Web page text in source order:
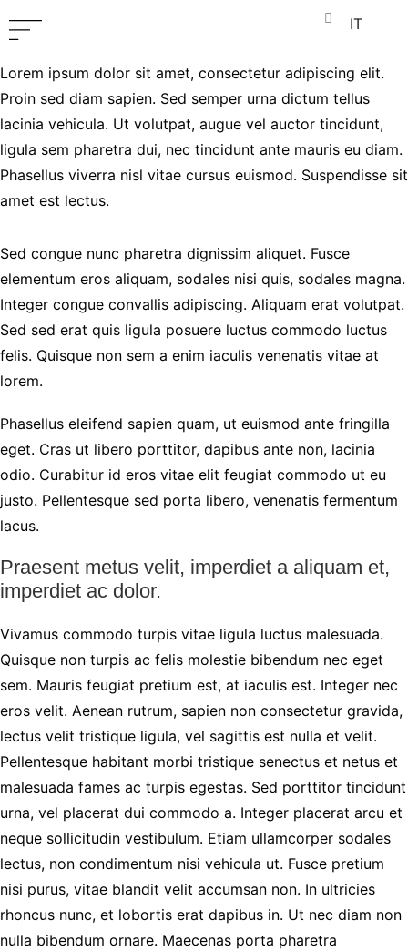
IT
Lorem ipsum dolor sit amet, consectetur adipiscing elit.
Proin sed diam sapien. Sed semper urna dictum tellus
lacinia vehicula. Ut volutpat, augue vel auctor tincidunt,
ligula sem pharetra dui, nec tincidunt ante mauris eu diam.
Phasellus viverra nisl vitae cursus euismod. Suspendisse sit
amet est lectus.
Sed congue nunc pharetra dignissim aliquet. Fusce
elementum eros aliquam, sodales nisi quis, sodales magna.
Integer congue convallis adipiscing. Aliquam erat volutpat.
Sed sed erat quis ligula posuere luctus commodo luctus
felis. Quisque non sem a enim iaculis venenatis vitae at
lorem.
Phasellus eleifend sapien quam, ut euismod ante fringilla
eget. Cras ut libero porttitor, dapibus ante non, lacinia
odio. Curabitur id eros vitae elit feugiat commodo ut eu
justo. Pellentesque sed porta libero, venenatis fermentum
lacus.
Praesent metus velit, imperdiet a aliquam et,
imperdiet ac dolor.
Vivamus commodo turpis vitae ligula luctus malesuada.
Quisque non turpis ac felis molestie bibendum nec eget
sem. Mauris feugiat pretium est, at iaculis est. Integer nec
eros velit. Aenean rutrum, sapien non consectetur gravida,
lectus velit tristique ligula, vel sagittis est nulla et velit.
Pellentesque habitant morbi tristique senectus et netus et
malesuada fames ac turpis egestas. Sed porttitor tincidunt
urna, vel placerat dui commodo a. Integer placerat arcu et
neque sollicitudin vestibulum. Etiam ullamcorper sodales
lectus, non condimentum nisi vehicula ut. Fusce pretium
nisi purus, vitae blandit velit accumsan non. In ultricies
rhoncus nunc, et lobortis erat dapibus in. Ut nec diam non
nulla bibendum ornare. Maecenas porta pharetra